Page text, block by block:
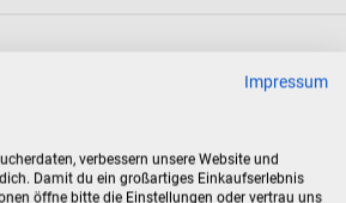
Impressum
verbessern unsere Website und
Damit du ein großartiges Einkaufserlebnis
öffne bitte die Einstellungen oder vertrau uns